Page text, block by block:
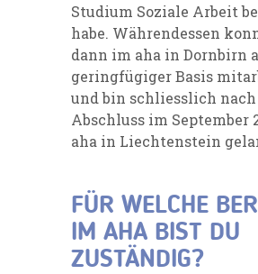
Studium Soziale Arbeit
habe. Währendessen
dann im aha in Dornbirn
geringfügiger Basis
und bin schliesslich
Abschluss im September
aha in Liechtenstein
FÜR WELCHE
IM AHA BIST DU
ZUSTÄNDIG?